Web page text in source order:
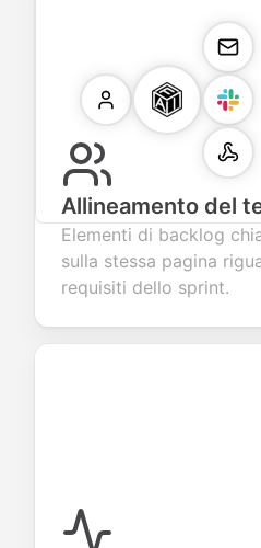
Allineamento del
Elementi di backlog
sulla stessa pagina
requisiti dello sprint.